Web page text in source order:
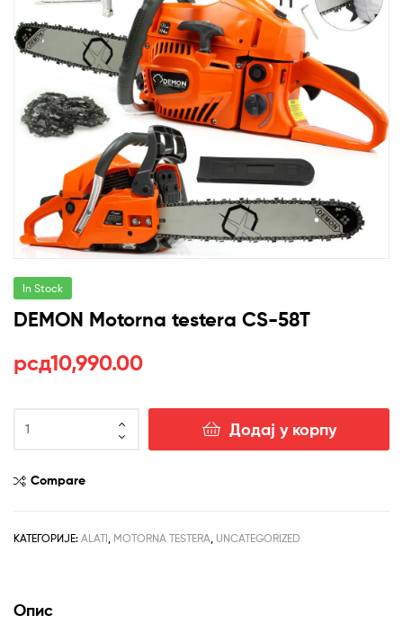
In Stock
DEMON Motorna testera CS-58T
рсд10,990.00
Motorna
CS-
Додај у корпу
Compare
КАТЕГОРИЈЕ: ALATI MOTORNA TESTERA UNCATEGORIZED
Опис